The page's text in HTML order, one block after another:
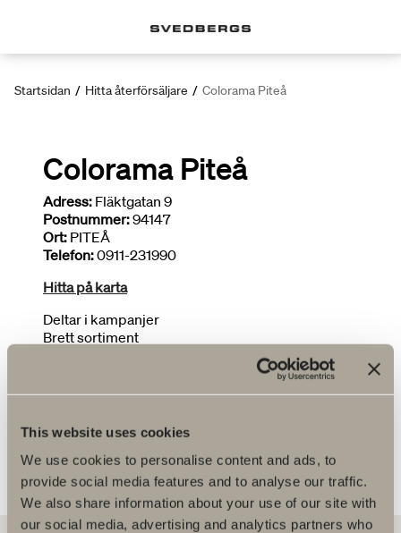
This website uses cookies
We use cookies to personalise content and ads, to
provide social media features and to analyse our traffic.
We also share information about your use of our site with
our social media, advertising and analytics partners who
Startsidan / Hitta återförsäljare / Colorama Piteå
Colorama Piteå
Adress: Fläktgatan 9
Postnummer:94147
Ort: PITEÅ
Telefon:0911-231990
Hitta på karta
Deltar i kampanjer
Brett sortiment
FLER ÅTERFÖRSÄLJARE